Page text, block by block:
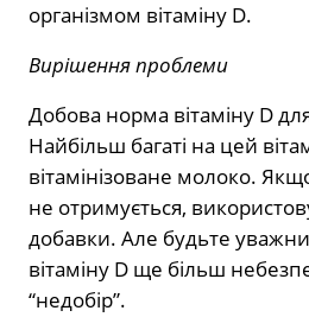
організмом вітаміну D.
Вирішення проблеми
Добова норма вітаміну D
Найбільш багаті на цей
вітамінізоване молоко.
не отримується,
добавки. Але будьте
вітаміну D ще більш
“недобір”.